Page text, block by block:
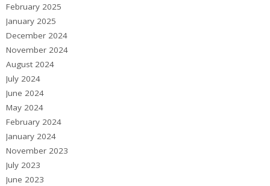
February 2025
January 2025
December 2024
November 2024
August 2024
July 2024
June 2024
May 2024
February 2024
January 2024
November 2023
July 2023
June 2023